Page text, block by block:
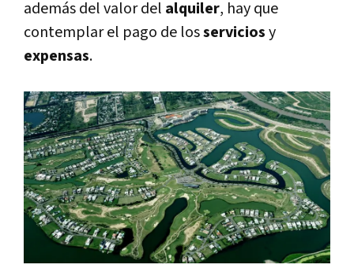
además del valor del alquiler, hay que
contemplar el pago de losserviciosy
expensas.